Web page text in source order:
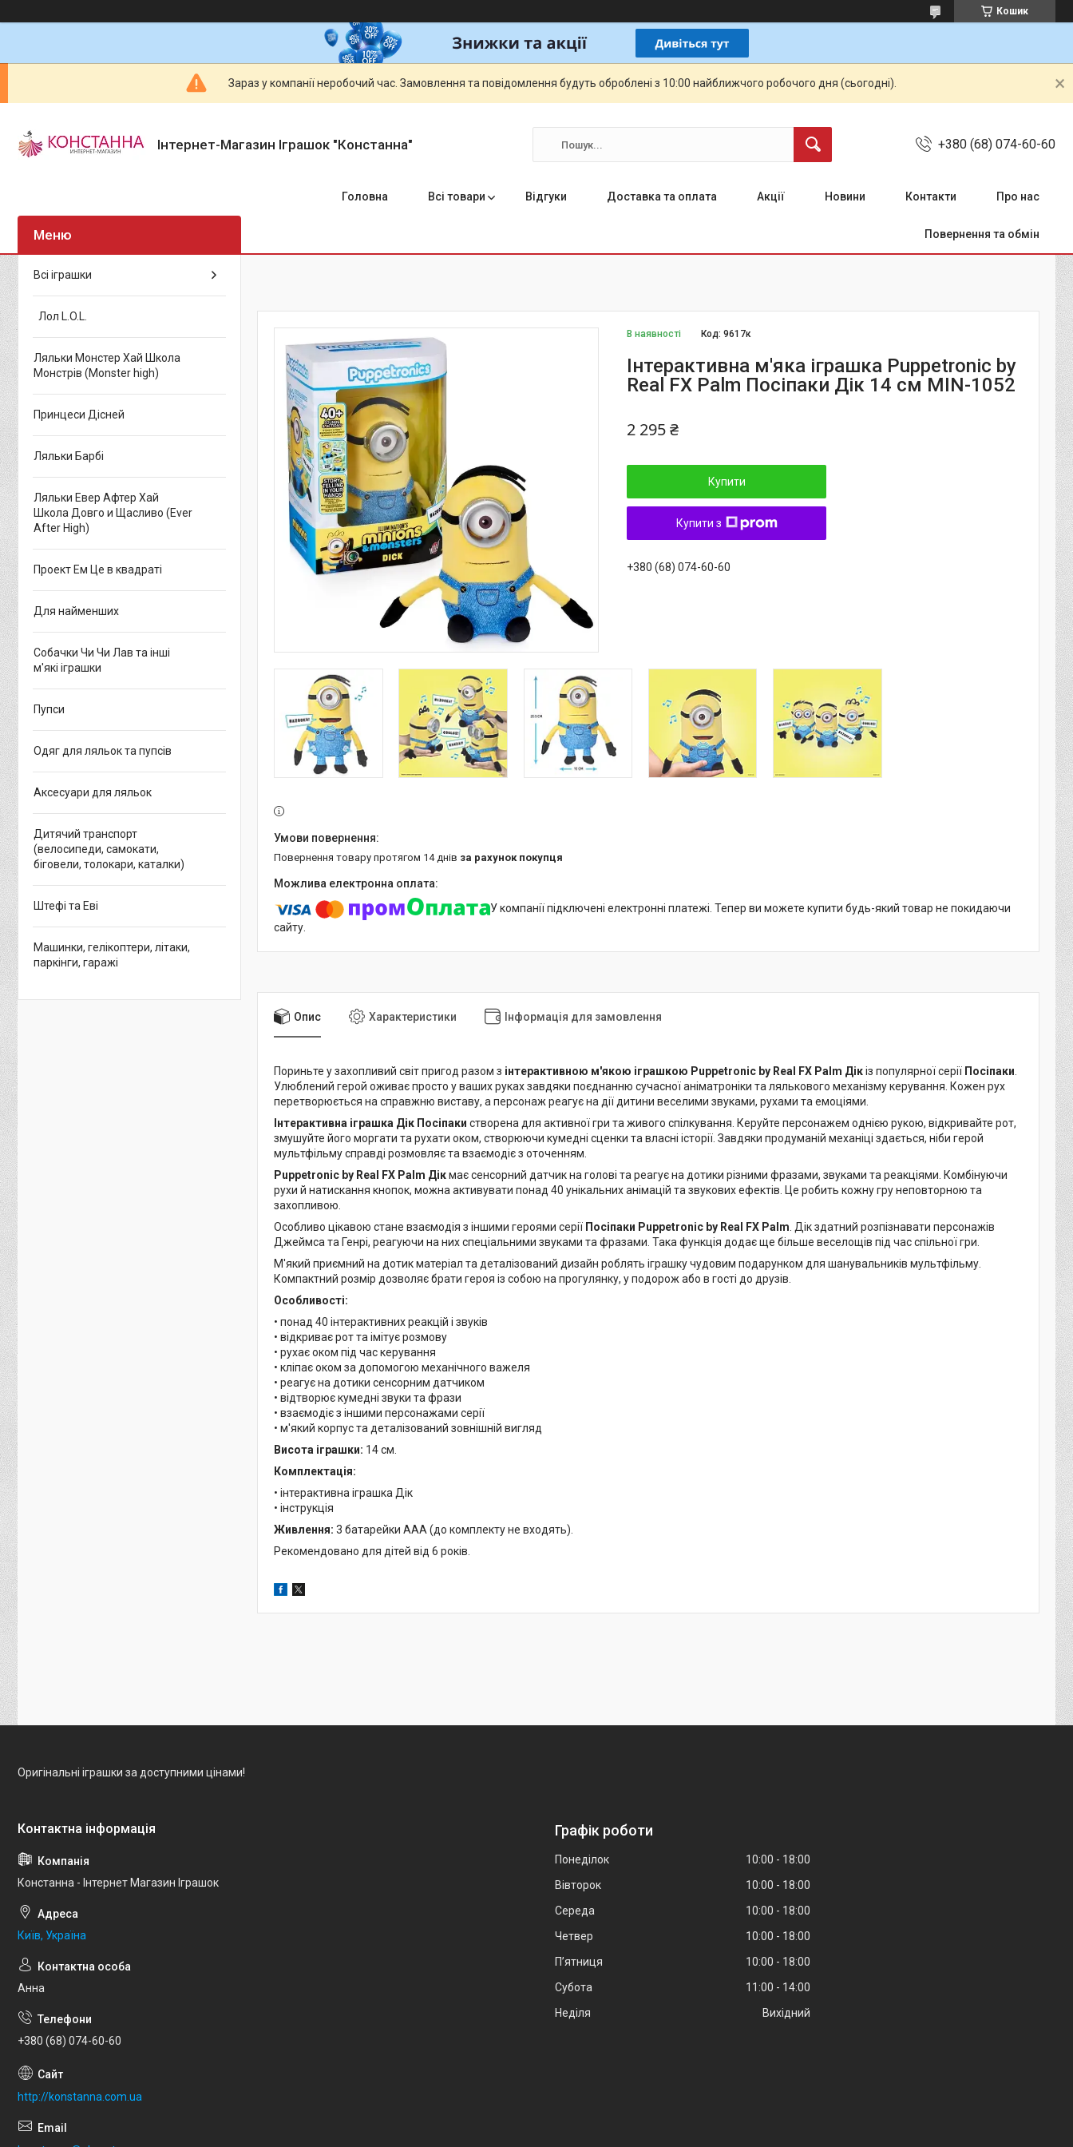
Кошик
Зараз у компанії неробочий час. Замовлення та повідомлення будуть оброблені з 10:00 найближчого робочого дня (сьогодні).
Інтернет-Магазин Іграшок "Констанна" +380 (68) 074-60-60
Головна Всі товари Відгуки Доставка та оплата Акції Новини Контакти Про нас
Повернення та обмін
В наявності Код:9617к
Інтерактивна м'яка іграшка Puppetronic by
Real FX Palm Посіпаки Дік 14 см MIN-1052
2 295 ₴
Купити
Купити з
+380 (68) 074-60-60
повернення товару протягом 14 днів за рахунок покупця
У компанії підключені електронні платежі. Тепер ви можете купити будь-який товар не покидаючи
сайту.
Опис Характеристики Інформація для замовлення
Пориньте у захопливий світ пригод разом з інтерактивною м'якою іграшкою Puppetronic by Real FX Palm Дікіз популярної серії Посіпаки
Улюблений герой оживає просто у ваших руках завдяки поєднанню сучасної аніматроніки та лялькового механізму керування. Кожен рух
перетворюється на справжню виставу, а персонаж реагує на дії дитини веселими звуками, рухами та емоціями.
Інтерактивна іграшка Дік Посіпаки створена для активної гри та живого спілкування. Керуйте персонажем однією рукою, відкривайте рот,
змушуйте його моргати та рухати оком, створюючи кумедні сценки та власні історії. Завдяки продуманій механіці здається, ніби герой
мультфільму справді розмовляє та взаємодіє з оточенням.
Puppetronic by Real FX Palm Дікмає сенсорний датчик на голові та реагує на дотики різними фразами, звуками та реакціями. Комбінуючи
рухи й натискання кнопок, можна активувати понад 40 унікальних анімацій та звукових ефектів. Це робить кожну гру неповторною та
захопливою.
Особливо цікавою стане взаємодія з іншими героями серії Посіпаки Puppetronic by Real FX Palm . Дік здатний розпізнавати персонажів
Джеймса та Генрі, реагуючи на них спеціальними звуками та фразами. Така функція додає ще більше веселощів під час спільної гри.
М'який приємний на дотик матеріал та деталізований дизайн роблять іграшку чудовим подарунком для шанувальників мультфільму.
Компактний розмір дозволяє брати героя із собою на прогулянку, у подорож або в гості до друзів.
Особливості:
• понад 40 інтерактивних реакцій і звуків
• відкриває рот та імітує розмову
• рухає оком під час керування
• кліпає оком за допомогою механічного важеля
• реагує на дотики сенсорним датчиком
• відтворює кумедні звуки та фрази
• взаємодіє з іншими персонажами серії
• м'який корпус та деталізований зовнішній вигляд
Висота іграшки: 14 см.
Комплектація:
• інтерактивна іграшка Дік
• інструкція
Живлення: 3 батарейки AAA (до комплекту не входять).
Рекомендовано для дітей від 6 років.
Всі іграшки
Лол L.O.L.
Ляльки Монстер Хай Школа
Монстрів (Monster high)
Принцеси Дісней
Ляльки Барбі
Ляльки Евер Афтер Хай
Школа Довго и Щасливо (Ever
After High)
Проект Ем Це в квадраті
Для найменших
Собачки Чи Чи Лав та інші
м'які іграшки
Пупси
Одяг для ляльок та пупсів
Аксесуари для ляльок
Дитячий транспорт
(велосипеди, самокати,
біговели, толокари, каталки)
Штефі та Еві
Машинки, гелікоптери, літаки,
паркінги, гаражі
Оригінальні іграшки за доступними цінами!
Констанна - Інтернет Магазин Іграшок
Київ, Україна
Анна
+380 (68) 074-60-60
http://konstanna.com.ua
Графік роботи
Понеділок 10:00
18:00
Вівторок
10:00
18:00
Середа
10:00
18:00
Четвер
10:00
18:00
Пʼятниця
10:00
18:00
Субота
11:00
14:00
Неділя
Вихідний